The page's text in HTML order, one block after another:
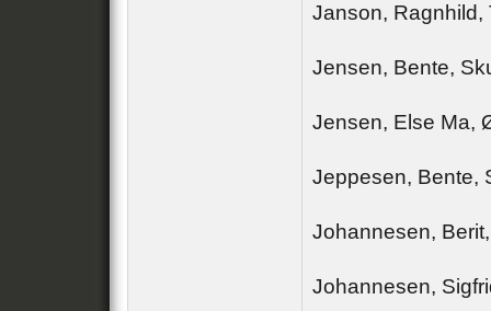
Janson, Ragnhild,
Jensen, Bente,
Jensen, Else Ma,
Jeppesen, Bente,
Johannesen,
Johannesen,